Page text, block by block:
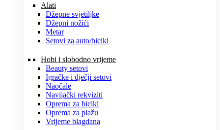
Alati
Džepne svjetiljke
Džepni nožići
Metar
Setovi za auto/bicikl
Hobi i slobodno vrijeme
Beauty setovi
Igračke i dječji setovi
Naočale
Navijački rekviziti
Oprema za bicikl
Oprema za plažu
Vrijeme blagdana